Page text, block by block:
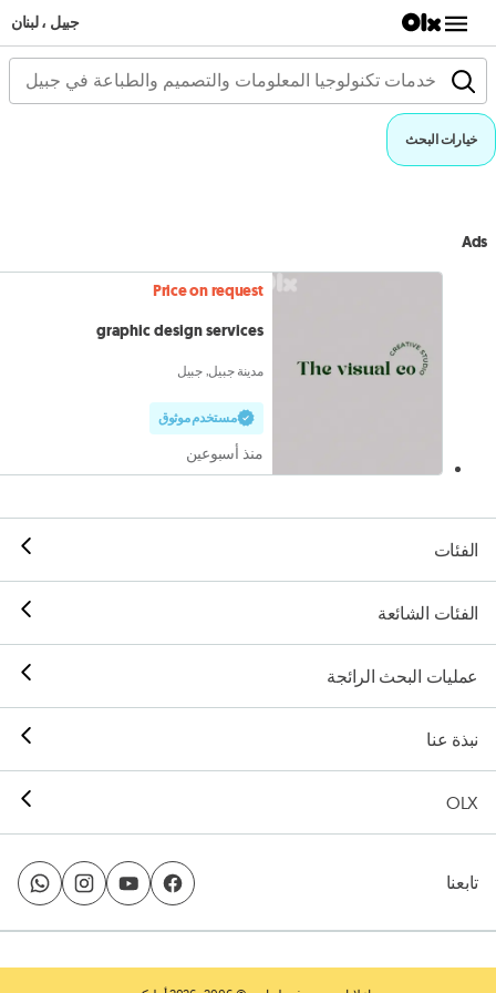
جبيل ، لبنان
خيارات البحث
Ads
Price on request
graphic design services
مدينة جبيل, جبيل
مستخدم موثوق
منذ أسبوعين
الفئات
الفئات الشائعة
عمليات البحث الرائجة
نبذة عنا
OLX
تابعنا